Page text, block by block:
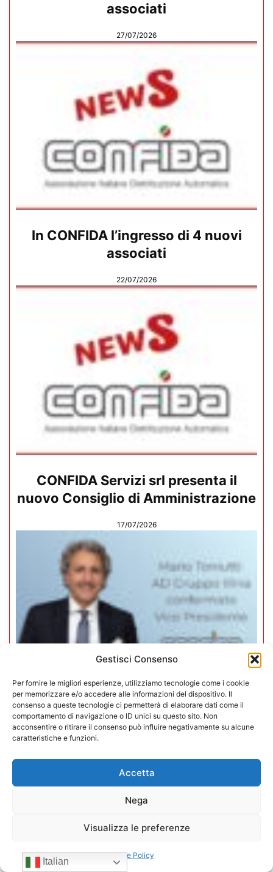
Gestisci Consenso
Per fornire le migliori esperienze, utilizziamo tecnologie come i cookie
per memorizzare e/o accedere alle informazioni del dispositivo. Il
consenso a queste tecnologie ci permetterà di elaborare dati come il
comportamento di navigazione o ID unici su questo sito. Non
acconsentire o ritirare il consenso può influire negativamente su alcune
caratteristiche e funzioni.
Accetta
Nega
Visualizza le preferenze
Cookie Policy
associati
27/07/2026
In CONFIDA l’ingresso di 4 nuovi
associati
22/07/2026
CONFIDA Servizi srl presenta il
nuovo Consiglio di Amministrazione
17/07/2026
Mario Toniutti confermato Vice
Presidente di CONFIDA per il
quadriennio 2026-2030
15/07/2026
Italian